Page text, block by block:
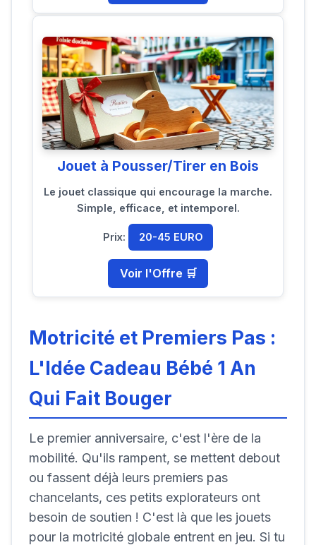
Jouet à Pousser/Tirer en Bois
Le jouet classique qui encourage la marche.
Simple, efficace, et intemporel.
Prix: 20-45 EURO
Voir l'Offre 🛒
Motricité et Premiers Pas :
L'Idée Cadeau Bébé 1 An
Qui Fait Bouger
Le premier anniversaire, c'est l'ère de la
mobilité. Qu'ils rampent, se mettent debout
ou fassent déjà leurs premiers pas
chancelants, ces petits explorateurs ont
besoin de soutien ! C'est là que les jouets
pour la motricité globale entrent en jeu. Si tu